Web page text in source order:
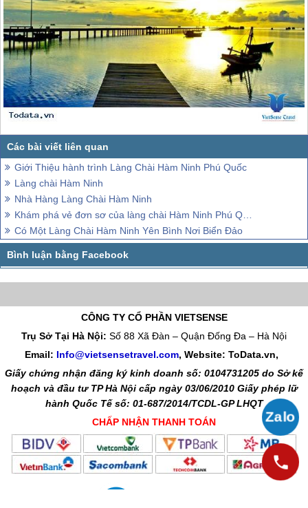
Giới Thiệu hành trình Làng Chài Hàm Ninh Phú Quốc
Làng chài Hàm Ninh
Nhà Hàng Làng Chài Hàm Ninh
Khám phá vẻ đơn sơ của làng chài Hàm Ninh Phú Quốc
Có Một Làng Chài Hàm Ninh Yên Bình Nơi Biển Đảo
CÔNG TY CỔ PHẦN VIETSENSE
Trụ Sở Tại Hà Nội: Số 88 Xã Đàn – Quận Đống Đa – Hà Nội
Email: Info@vietsensetravel.com, Website: ToData.vn,
Giấy chứng nhận đăng ký kinh doanh số: 0104731205 do Sở kế
hoạch và đầu tư TP Hà Nội cấp ngày 03/06/2010 Giấy phép lữ
hành Quốc Tế số: 01-687/2014/TCDL-GP LHQT
CHẤP NHẬN THANH TOÁN